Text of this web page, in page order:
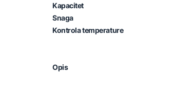
Kapacitet
Snaga
Kontrola temperature
Opis